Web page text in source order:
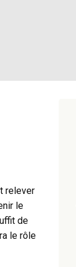
relever
le
de
le rôle